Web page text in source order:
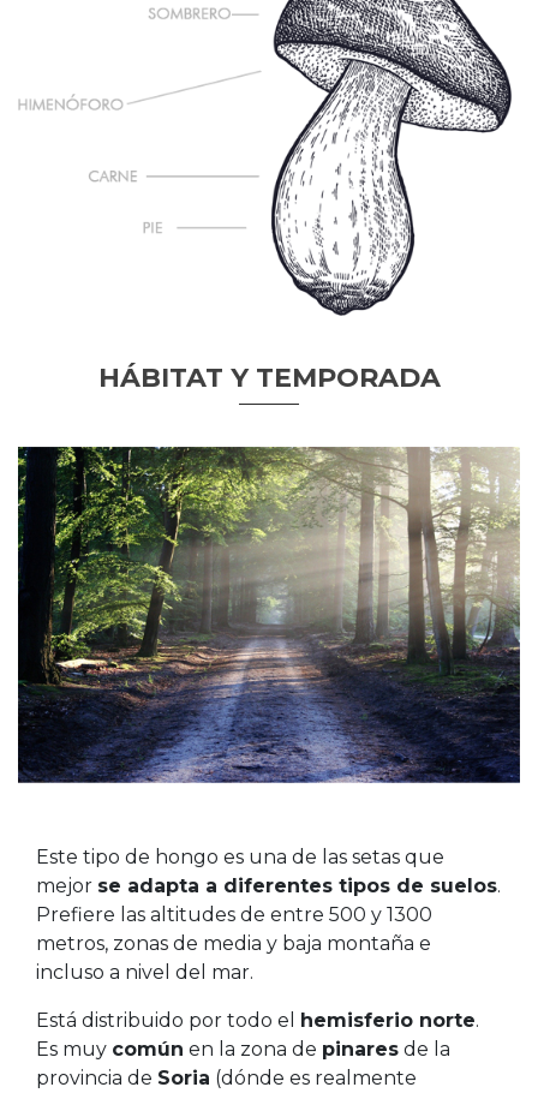
HÁBITAT Y TEMPORADA
Este tipo de hongo es una de las setas que
mejor se adapta a diferentes tipos de suelos.
Prefiere las altitudes de entre 500 y 1300
metros, zonas de media y baja montaña e
incluso a nivel del mar.
Está distribuido por todo el hemisferio norte.
Es muy común en la zona de pinares de la
provincia de Soria (dónde es realmente